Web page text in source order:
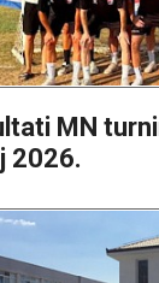
MN
2026.